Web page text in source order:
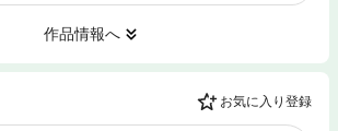
作品情報へ
お気に入り登録